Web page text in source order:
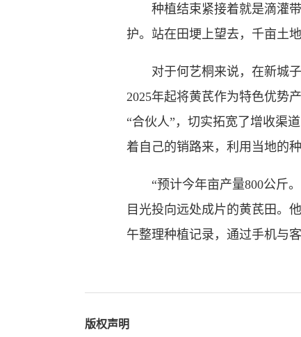
种植结束紧接着就是滴灌带
护。站在田埂上望去，千亩土
对于何艺桐来说，在新城子
2025年起将黄芪作为特色优势
“合伙人”，切实拓宽了增收渠
着自己的销路来，利用当地的
“预计今年亩产量800公斤。
目光投向远处成片的黄芪田。
午整理种植记录，通过手机与
版权声明